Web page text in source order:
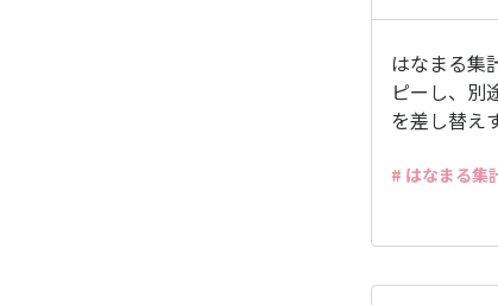
はなまる集
ピーし、別
を差し替え
# はなまる集